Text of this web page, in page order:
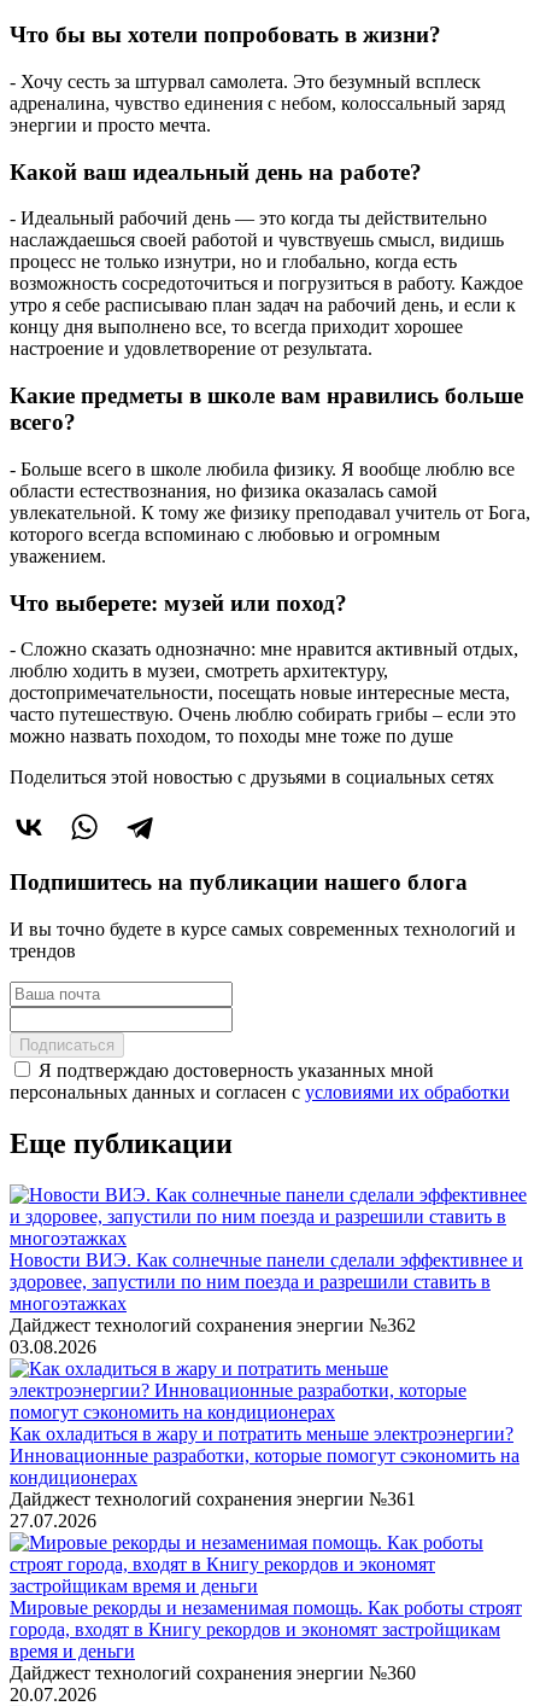
Что бы вы хотели попробовать в жизни?
- Хочу сесть за штурвал самолета. Это безумный всплеск
адреналина, чувство единения с небом, колоссальный заряд
энергии и просто мечта.
Какой ваш идеальный день на работе?
- Идеальный рабочий день — это когда ты действительно
наслаждаешься своей работой и чувствуешь смысл, видишь
процесс не только изнутри, но и глобально, когда есть
возможность сосредоточиться и погрузиться в работу. Каждое
утро я себе расписываю план задач на рабочий день, и если к
концу дня выполнено все, то всегда приходит хорошее
настроение и удовлетворение от результата.
Какие предметы в школе вам нравились больше
всего?
- Больше всего в школе любила физику. Я вообще люблю все
области естествознания, но физика оказалась самой
увлекательной. К тому же физику преподавал учитель от Бога,
которого всегда вспоминаю с любовью и огромным
уважением.
Что выберете: музей или поход?
- Сложно сказать однозначно: мне нравится активный отдых,
люблю ходить в музеи, смотреть архитектуру,
достопримечательности, посещать новые интересные места,
часто путешествую. Очень люблю собирать грибы – если это
можно назвать походом, то походы мне тоже по душе
Поделиться этой новостью с друзьями в социальных сетях
Подпишитесь на публикации нашего блога
И вы точно будете в курсе самых современных технологий и
трендов
Подписаться
Я подтверждаю достоверность указанных мной
персональных данных и согласен с условиями их обработки
Еще публикации
Новости ВИЭ. Как солнечные панели сделали эффективнее и
здоровее, запустили по ним поезда и разрешили ставить в
многоэтажках
Дайджест технологий сохранения энергии №362
03.08.2026
Как охладиться в жару и потратить меньше электроэнергии?
Инновационные разработки, которые помогут сэкономить на
кондиционерах
Дайджест технологий сохранения энергии №361
27.07.2026
Мировые рекорды и незаменимая помощь. Как роботы строят
города, входят в Книгу рекордов и экономят застройщикам
время и деньги
Дайджест технологий сохранения энергии №360
20.07.2026